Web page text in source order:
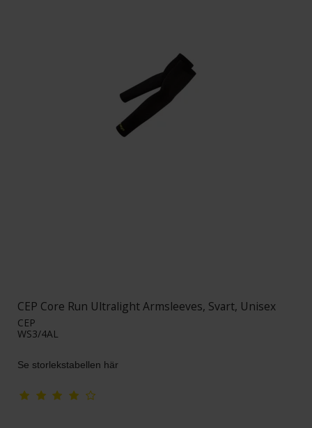
CEP Core Run Ultralight Armsleeves, Svart, Unisex
CEP
WS3/4AL
Se storlekstabellen här